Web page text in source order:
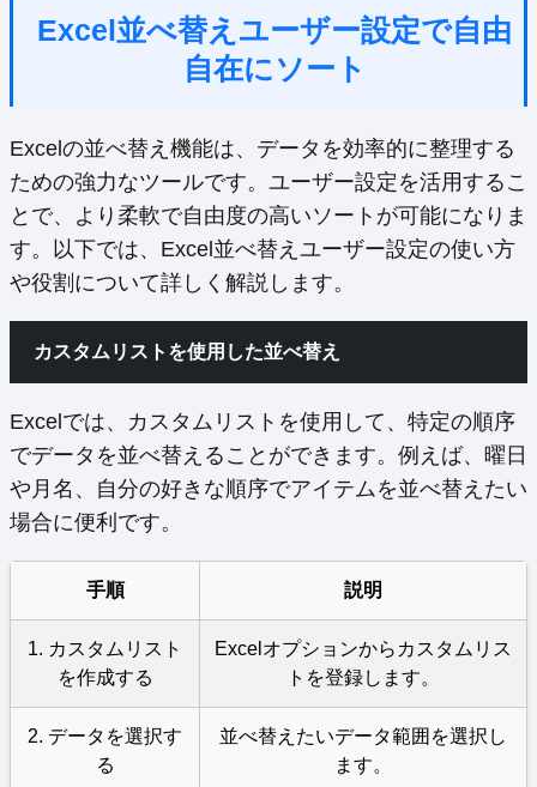
Excel並べ替えユーザー設定で自由
自在にソート
Excelの並べ替え機能は、データを効率的に整理する
ための強力なツールです。ユーザー設定を活用するこ
とで、より柔軟で自由度の高いソートが可能になりま
す。以下では、Excel並べ替えユーザー設定の使い方
や役割について詳しく解説します。
カスタムリストを使用した並べ替え
Excelでは、カスタムリストを使用して、特定の順序
でデータを並べ替えることができます。例えば、曜日
や月名、自分の好きな順序でアイテムを並べ替えたい
場合に便利です。
手順 説明
1. カスタムリスト
を作成する
Excelオプションからカスタムリス
トを登録します。
2. データを選択す
る
並べ替えたいデータ範囲を選択し
ます。